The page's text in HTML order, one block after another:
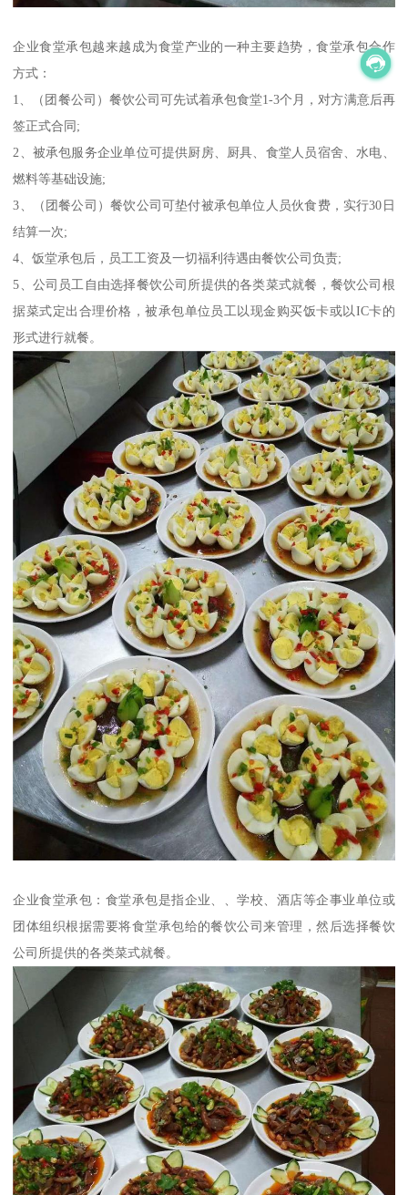
企业食堂承包越来越成为食堂产业的一种主要趋势，食堂承包合作
方式：
1、（团餐公司）餐饮公司可先试着承包食堂1-3个月，对方满意后再
签正式合同;
2、被承包服务企业单位可提供厨房、厨具、食堂人员宿舍、水电、
燃料等基础设施;
3、（团餐公司）餐饮公司可垫付被承包单位人员伙食费，实行30日
结算一次;
4、饭堂承包后，员工工资及一切福利待遇由餐饮公司负责;
5、公司员工自由选择餐饮公司所提供的各类菜式就餐，餐饮公司根
据菜式定出合理价格，被承包单位员工以现金购买饭卡或以IC卡的
形式进行就餐。
企业食堂承包：食堂承包是指企业、、学校、酒店等企事业单位或
团体组织根据需要将食堂承包给的餐饮公司来管理，然后选择餐饮
公司所提供的各类菜式就餐。